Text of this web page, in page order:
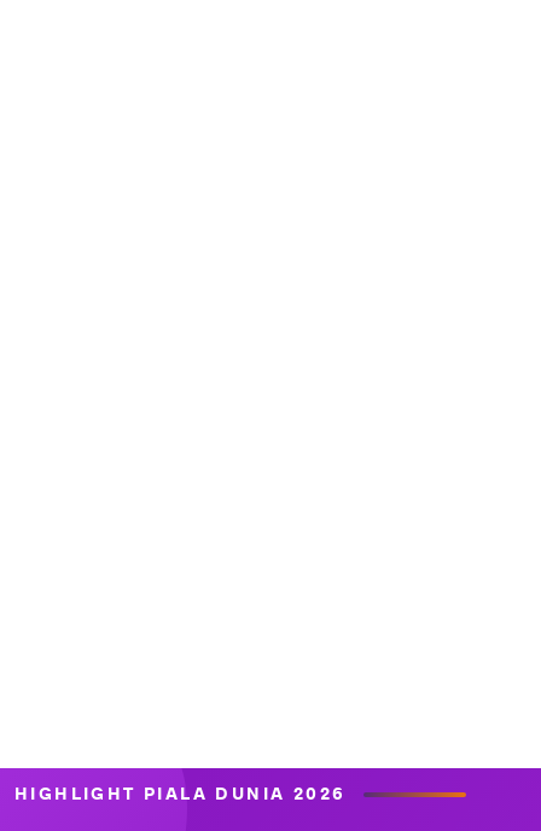
HIGHLIGHT PIALA DUNIA 2026